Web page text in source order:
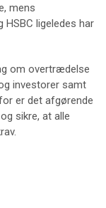
mens
HSBC ligeledes har
om overtrædelse
investorer samt
er det afgørende
sikre, at alle